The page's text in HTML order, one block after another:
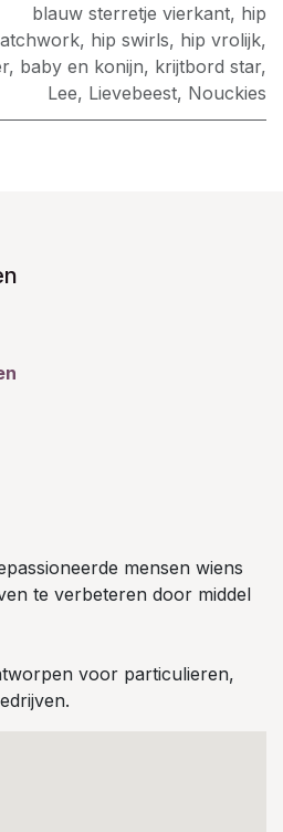
blauw sterretje vierkant, hip
, hip swirls, hip vrolijk,
, baby en konijn, krijtbord star,
Lee, Lievebeest, Nouckies
mensen wiens
te verbeteren door middel
voor particulieren,